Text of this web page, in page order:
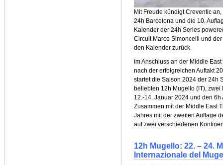
Mit Freude kündigt Creventic
24h Barcelona und die 10.
Kalender der 24h Series
Circuit Marco Simoncelli und
den Kalender zurück.
Im Anschluss an der Middle
nach der erfolgreichen Auftakt
startet die Saison 2024 der 24h
beliebten 12h Mugello (IT),
12.-14. Januar 2024 und den
Zusammen mit der Middle East
Jahres mit der zweiten Auflage
auf zwei verschiedenen
12h Mugello: 22. – 24.
Internazionale del